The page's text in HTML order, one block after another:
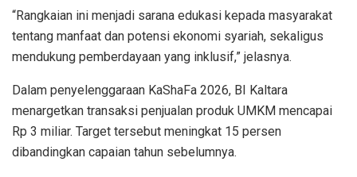
“Rangkaian ini menjadi sarana edukasi kepada masyarakat
tentang manfaat dan potensi ekonomi syariah, sekaligus
mendukung pemberdayaan yang inklusif,” jelasnya.
Dalam penyelenggaraan KaShaFa 2026, BI Kaltara
menargetkan transaksi penjualan produk UMKM mencapai
Rp 3 miliar. Target tersebut meningkat 15 persen
dibandingkan capaian tahun sebelumnya.